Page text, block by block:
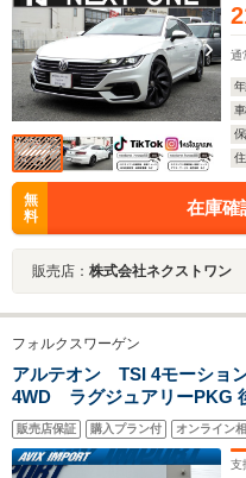
通
無
料
在庫確
販売店： 株式会社ネクストワン
フォルクスワーゲン
アルテオン TSI 4モーショ
4WD ラグジュアリーPKG
シートヒーター 純正ナビ
アシスト HUD&オールイン
液晶メーター キーレスアク
販売店保証 購入プラン付 オンライン
支